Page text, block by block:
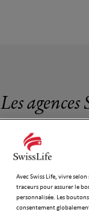
Les
6
Avec Swiss Life, vivre
traceurs pour assurer le
personnalisée. Les
consentement